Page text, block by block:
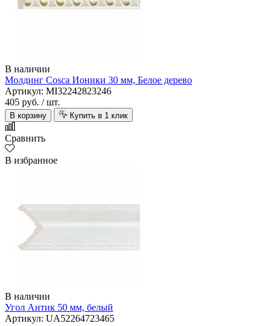
В наличии
Молдинг Cosca Ионики 30 мм, Белое дерево
Артикул: MI32242823246
405 руб. / шт.
В корзину Купить в 1 клик
Сравнить
В избранное
В наличии
Угол Антик 50 мм, белый
Артикул: UA52264723465